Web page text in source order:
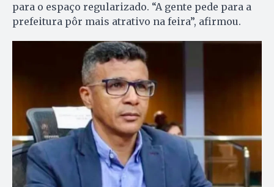
para o espaço regularizado. “A gente pede para a
prefeitura pôr mais atrativo na feira”, afirmou.